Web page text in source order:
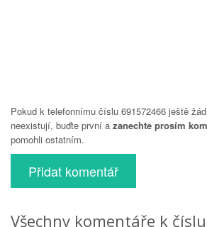
Pokud k telefonnímu číslu 691572466 ještě
neexistují, buďte první a zanechte prosím
pomohli ostatním.
Přidat komentář
Všechny komentáře k